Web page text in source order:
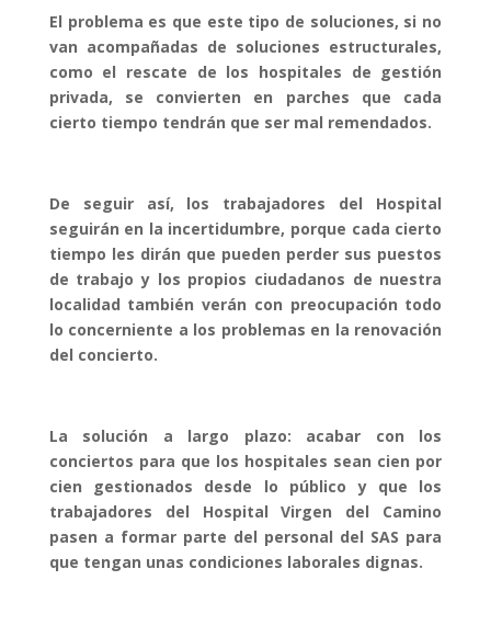
El problema es que este tipo de soluciones, si no
van acompañadas de soluciones estructurales,
como el rescate de los hospitales de gestión
privada, se convierten en parches que cada
cierto tiempo tendrán que ser mal remendados.
De seguir así, los trabajadores del Hospital
seguirán en la incertidumbre, porque cada cierto
tiempo les dirán que pueden perder sus puestos
de trabajo y los propios ciudadanos de nuestra
localidad también verán con preocupación todo
lo concerniente a los problemas en la renovación
del concierto.
La solución a largo plazo: acabar con los
conciertos para que los hospitales sean cien por
cien gestionados desde lo público y que los
trabajadores del Hospital Virgen del Camino
pasen a formar parte del personal del SAS para
que tengan unas condiciones laborales dignas.